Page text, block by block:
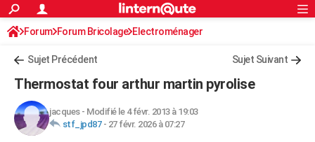
ACTUALITÉS
Politique
Société
Faits Divers
Education
Monde
Villes
+
FINANCE
Retraite
Impôts
Epargne
Immobilier
Risques naturels par ville
Banque
Assurance
Crédit
AUTO
S'inscrire
Connexion
Forum Forum Bricolage Electroménager
Sujet Précédent Sujet Suivant
Thermostat four arthur martin pyrolise
jacques- Modifié le 4 févr. 2013 à 19:03
stf_jpd87- 27 févr. 2026 à 07:27